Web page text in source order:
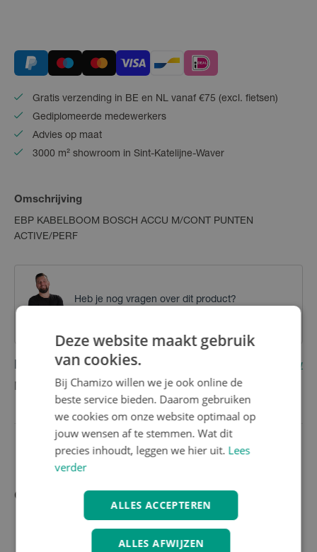
Gratis verzending in BE en NL vanaf €75 (excl. fietsen)
Gediplomeerde medewerkers
Advies op maat
3000 m² showroom in Sint-Katelijne-Waver
Omschrijving
EBP KABELBOOM BOSCH ACCU M/CONT PUNTEN
ACTIVE/PERF
Heb je nog vragen over dit product?
Reviews(0) Schrijf eerste review
Nog geen reviews
Gerelateerde producten
Deze website maakt gebruik
van cookies.
Bij Chamizo willen we je ook online de
beste service bieden. Daarom gebruiken
we cookies om onze website optimaal op
jouw wensen af te stemmen. Wat dit
precies inhoudt, leggen we hier uit. Lees
verder
ALLES ACCEPTEREN
ALLES AFWIJZEN